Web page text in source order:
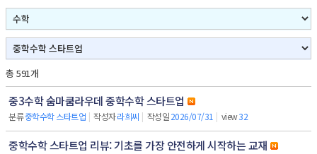
총 591개
중3수학 숨마쿰라우데 중학수학 스타트업
분류중학수학 스타트업 | 작성자라희씨 | 작성일2026/07/31 | view32
중학수학 스타트업 리뷰: 기초를 가장 안전하게 시작하는 교재